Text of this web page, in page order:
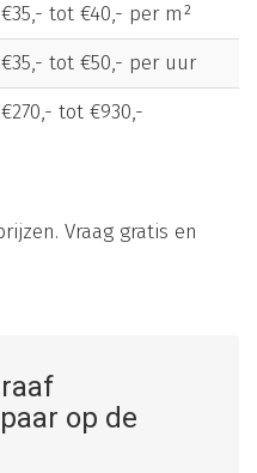
€35,- tot €40,- per m²
€35,- tot €50,- per uur
€270,- tot €930,-
Vraag gratis en
op de